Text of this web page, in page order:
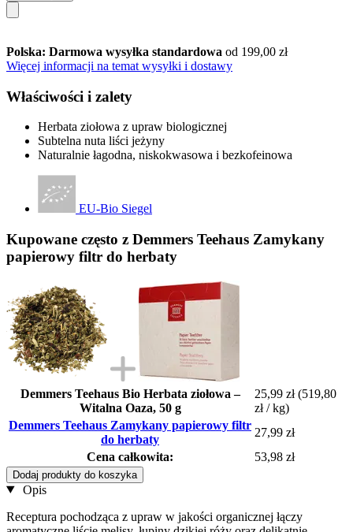
Polska: Darmowa wysyłka standardowa od 199,00 zł
Więcej informacji na temat wysyłki i dostawy
Właściwości i zalety
Herbata ziołowa z upraw biologicznej
Subtelna nuta liści jeżyny
Naturalnie łagodna, niskokwasowa i bezkofeinowa
EU-Bio Siegel
Kupowane często z Demmers Teehaus Zamykany
papierowy filtr do herbaty
Demmers Teehaus Bio Herbata ziołowa –
Witalna Oaza, 50 g
25,99 zł (519,80
zł / kg)
Demmers Teehaus Zamykany papierowy filtr
do herbaty
27,99 zł
Cena całkowita:
53,98 zł
Dodaj produkty do koszyka
Opis
Receptura pochodząca z upraw w jakości organicznej łączy